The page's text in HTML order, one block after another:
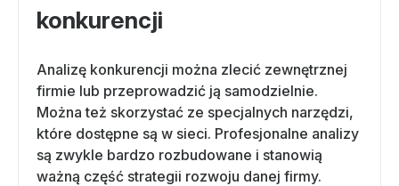
konkurencji
Analizę konkurencji można zlecić zewnętrznej
firmie lub przeprowadzić ją samodzielnie.
Można też skorzystać ze specjalnych narzędzi,
które dostępne są w sieci. Profesjonalne analizy
są zwykle bardzo rozbudowane i stanowią
ważną część strategii rozwoju danej firmy.